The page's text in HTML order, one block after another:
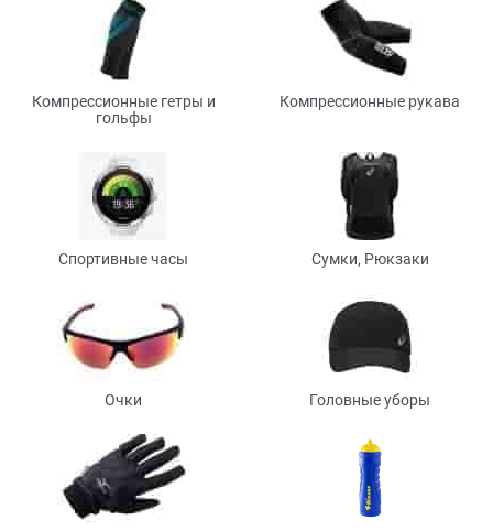
Компрессионные гетры и
гольфы
Компрессионные рукава
Спортивные часы Сумки, Рюкзаки
Очки Головные уборы